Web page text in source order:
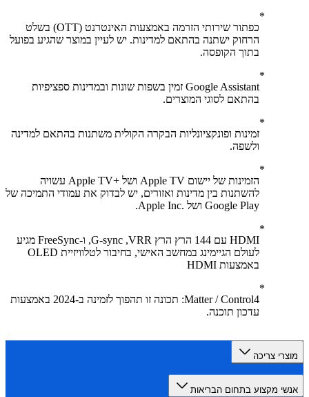
כפתור שירותי הזרמה באמצעות האינטרנט (OTT) בשלט
הרחוק ישתנה בהתאם למדינות. יש לעיין במוצר שהגיע בפועל
בתוך הקופסה.
Google Assistant זמין בשפות שונות ובמדינות ספציפיות
בהתאם לסוגי המוצרים.
זמינות ופונקציונליות הבקרה הקולית משתנות בהתאם למדינה
ולשפה.
הזמינות של יישום Apple TV ושל Apple TV+‎ עשויה
להשתנות בין מדינות ואזורים, יש לבדוק את עמודי התמיכה של
Google Play ושל Apple Inc.‎.
HDMI עם 144 הרץ הרץ VRR,‏ G-sync, ו-FreeSync מגיע
לעולם הגיימינג במחשב האישי, בחיבור לטלוויזיית OLED
באמצעות HDMI
Matter / Control4: תכונה זו תהפוך לזמינה ב-2024 באמצעות
עדכון תוכנה.
צריכה
מקצוע בתחום הבריאות